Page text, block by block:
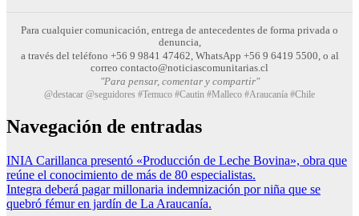
Para cualquier comunicación, entrega de antecedentes de forma privada o
denuncia,
a través del teléfono +56 9 9841 47462, WhatsApp +56 9 6419 5500, o al
correo contacto@noticiascomunitarias.cl
"Para pensar, comentar y compartir"
@destacar @seguidores #Temuco #Cautin #Malleco #Araucanía #Chile
Navegación de entradas
INIA Carillanca presentó «Producción de Leche Bovina», obra que
reúne el conocimiento de más de 80 especialistas.
Integra deberá pagar millonaria indemnización por niña que se
quebró fémur en jardín de La Araucanía.